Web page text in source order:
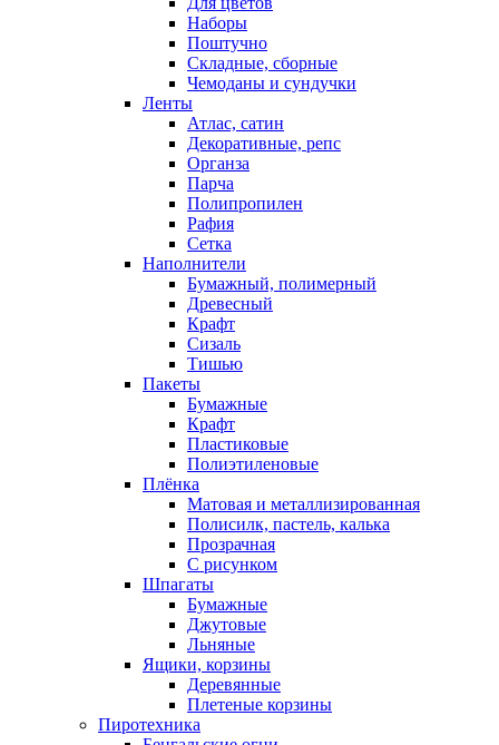
Наборы
Поштучно
Складные, сборные
Чемоданы и сундучки
Ленты
Атлас, сатин
Декоративные, репс
Органза
Парча
Полипропилен
Рафия
Сетка
Наполнители
Бумажный, полимерный
Древесный
Крафт
Сизаль
Тишью
Пакеты
Бумажные
Крафт
Пластиковые
Полиэтиленовые
Плёнка
Матовая и металлизированная
Полисилк, пастель, калька
Прозрачная
С рисунком
Шпагаты
Бумажные
Джутовые
Льняные
Ящики, корзины
Деревянные
Плетеные корзины
Пиротехника